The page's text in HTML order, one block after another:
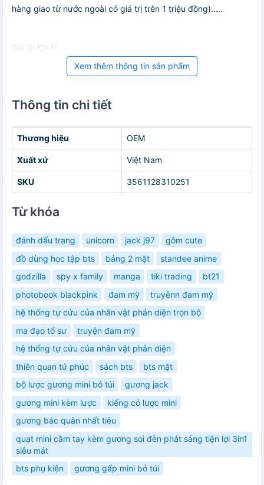
hàng giao từ nước ngoài có giá trị trên 1 triệu đồng).....
Giá DUCKAI
Xem thêm thông tin sản phẩm
Thông tin chi tiết
Thương hiệu OEM
Xuất xứ Việt Nam
SKU 3561128310251
Từ khóa
đánh dấu trang unicorn jack j97
gôm cute
đồ dùng học tập bts
bảng 2 mặt
standee anime
godzilla
spy x family manga tiki trading
bt21
photobook blackpink
đam mỹ
truyênn đam mỹ
hệ thống tự cứu của nhân vật phản diện trọn bộ
ma đạo tổ sư
truyện đam mỹ
hệ thống tự cứu của nhân vật phản diện
thiên quan tứ phúc
sách bts
bts mặt
bộ lược gương mini bỏ túi
gương jack
gương mini kèm lược
kiếng có lược mini
gương bác quân nhất tiêu
quạt mini cầm tay kèm gương soi đèn phát sáng tiện lợi 3in1
siêu mát
bts phụ kiện
gương gấp mini bỏ túi